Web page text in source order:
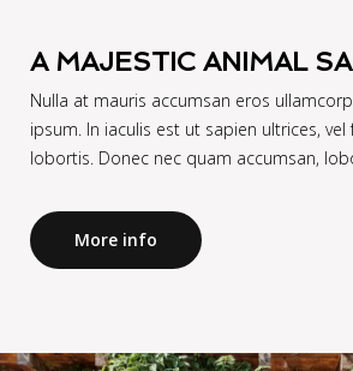
A MAJESTIC ANIMAL
Nulla at mauris accumsan eros
ipsum. In iaculis est ut sapien ultrices, vel
lobortis. Donec nec quam accumsan,
More info